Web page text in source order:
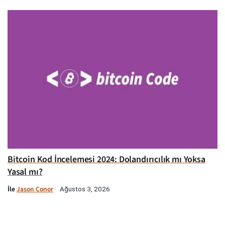
Bitcoin Kod İncelemesi 2024: Dolandırıcılık mı Yoksa
Yasal mı?
İleJason Conor Ağustos 3, 2026